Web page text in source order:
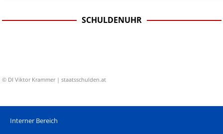
SCHULDENUHR
© DI Viktor Krammer | staatsschulden.at
Interner Bereich